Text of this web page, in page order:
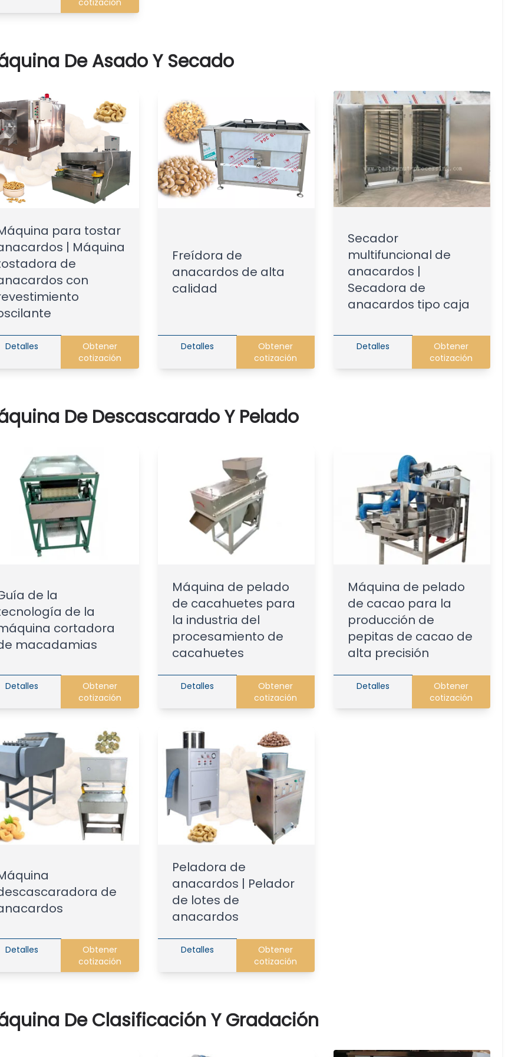
De Asado Y Secado
para tostar
| Máquina
de
con
Detalles
Obtener
cotización
Freídora de
anacardos de alta
calidad
Detalles
Obtener
cotización
Secador
multifuncional de
anacardos |
Secadora de
anacardos tipo caja
Detalles
Obtener
cotización
De Descascarado Y Pelado
de la
de la
cortadora
macadamias
Detalles
Obtener
cotización
Máquina de pelado
de cacahuetes para
la industria del
procesamiento de
cacahuetes
Detalles
Obtener
cotización
Máquina de pelado
de cacao para la
producción de
pepitas de cacao de
alta precisión
Detalles
Obtener
cotización
de
Detalles
Obtener
cotización
Peladora de
anacardos | Pelador
de lotes de
anacardos
Detalles
Obtener
cotización
De Clasificación Y Gradación